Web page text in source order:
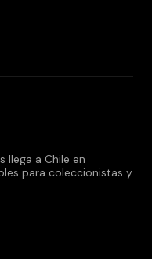
llega a Chile en
para coleccionistas y